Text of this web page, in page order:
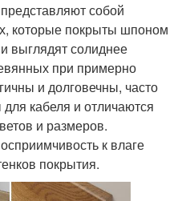
собой
которые покрыты шпоном
выглядят солиднее
при примерно
и долговечны, часто
кабеля и отличаются
и размеров.
к влаге
покрытия.